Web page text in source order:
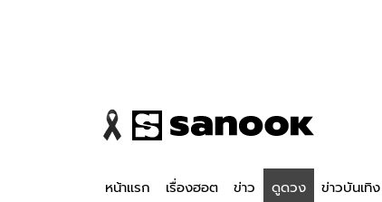
หน้าแรก เรื่องฮอต ข่าว ดูดวง ข่าวบันเทิง